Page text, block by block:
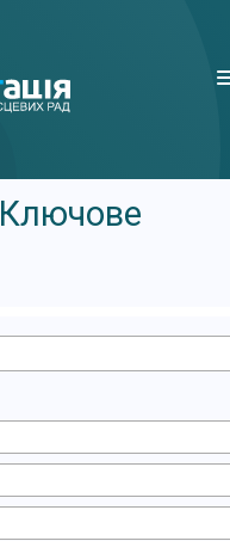
Ключове